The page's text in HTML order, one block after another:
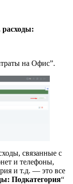
расходы:
на Офис”.
связанные с
и телефоны,
и т.д. — это все
Подкатегория“